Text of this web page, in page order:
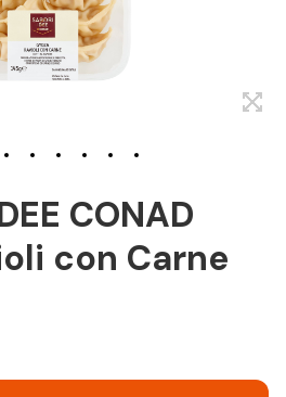
CONAD
con Carne